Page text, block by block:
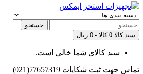
جستجو
سبد کالا 0 کالا - 0 ریال
سبد کالای شما خالی است.
تماس جهت ثبت شکایات 77657319(021)